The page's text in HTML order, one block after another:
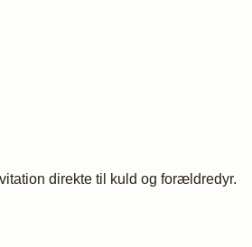
direkte til kuld og forældredyr.